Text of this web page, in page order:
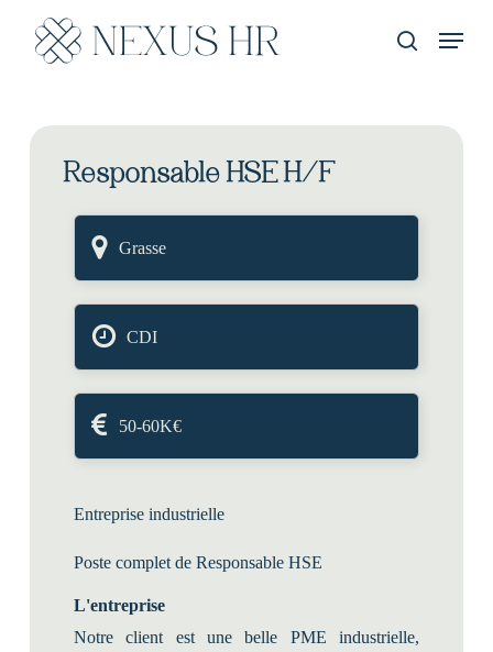
recherche
Menu
Responsable HSE H/F
Grasse
CDI
50-60K€
Entreprise industrielle
Poste complet de Responsable HSE
L'entreprise
Notre client est une belle PME industrielle,